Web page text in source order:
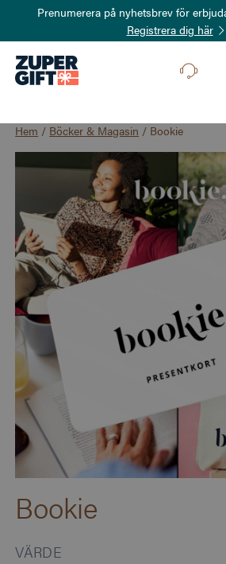
Prenumerera på nyhetsbrev för
Registrera dig här
Hem / Böcker & Magasin / Bookie
Bookie
VÄRDE